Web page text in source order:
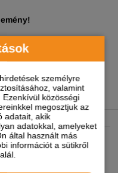
személyre
valamint
közösségi
megosztjuk az
adatait, akik
adatokkal, amelyeket
által használt más
információt a sütikről
vagy!